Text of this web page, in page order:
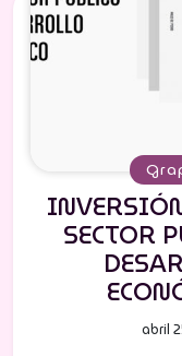
SECTOR
abril